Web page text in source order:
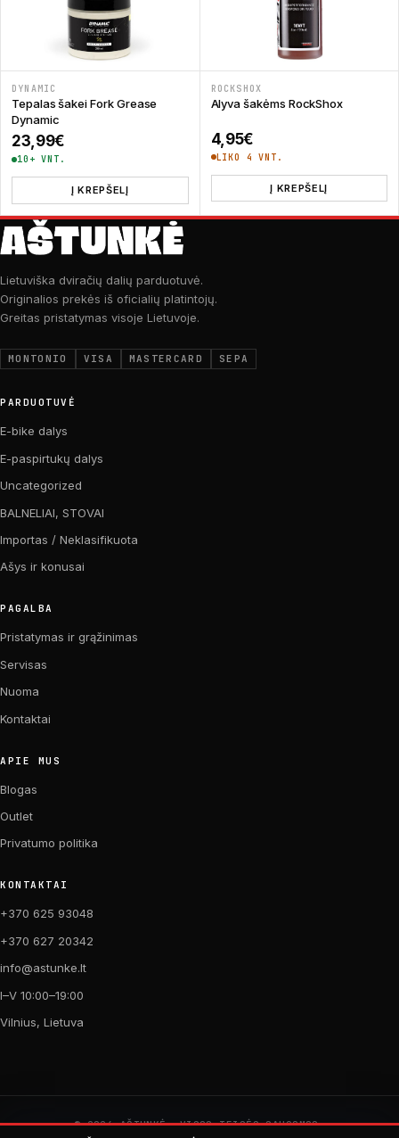
DYNAMIC
Tepalas šakei Fork Grease
Dynamic
23,99€
10+ VNT.
Į KREPŠELĮ
ROCKSHOX
Alyva šakėms RockShox
4,95€
LIKO 4 VNT.
Į KREPŠELĮ
Lietuviška dviračių dalių parduotuvė.
Originalios prekės iš oficialių platintojų.
Greitas pristatymas visoje Lietuvoje.
MONTONIO VISA MASTERCARD SEPA
PARDUOTUVĖ
E-bike dalys
E-paspirtukų dalys
Uncategorized
BALNELIAI, STOVAI
Importas / Neklasifikuota
Ašys ir konusai
PAGALBA
Pristatymas ir grąžinimas
Servisas
Nuoma
Kontaktai
APIE MUS
Blogas
Outlet
Privatumo politika
KONTAKTAI
+370 625 93048
+370 627 20342
info@astunke.lt
I–V 10:00–19:00
Vilnius, Lietuva
© 2026 AŠTUNKĖ. VISOS TEISĖS SAUGOMOS.